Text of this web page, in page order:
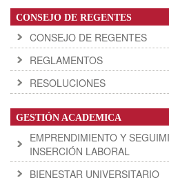
CONSEJO DE REGENTES
CONSEJO DE REGENTES
REGLAMENTOS
RESOLUCIONES
GESTIÓN ACADEMICA
EMPRENDIMIENTO Y
INSERCIÓN LABORAL
BIENESTAR UNIVERSITARIO